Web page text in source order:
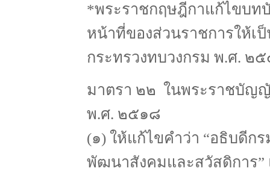
*พระราชกฤษฎีกาแก้ไขบท
หน้าที่ของส่วนราชการให้เ
กระทรวงทบวงกรม พ.ศ.
มาตรา ๒๒ ในพระราชบัญ
พ.ศ. ๒๕๑๘
(๑) ให้แก้ไขคำว่า “อธิบดีก
พัฒนาสังคมและสวัสดิการ”